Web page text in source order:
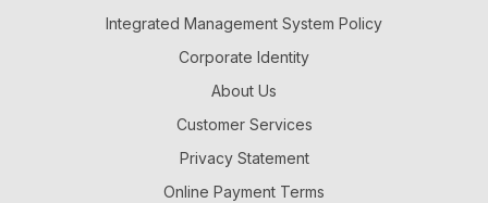
Integrated Management System Policy
Corporate Identity
About Us
Customer Services
Privacy Statement
Online Payment Terms